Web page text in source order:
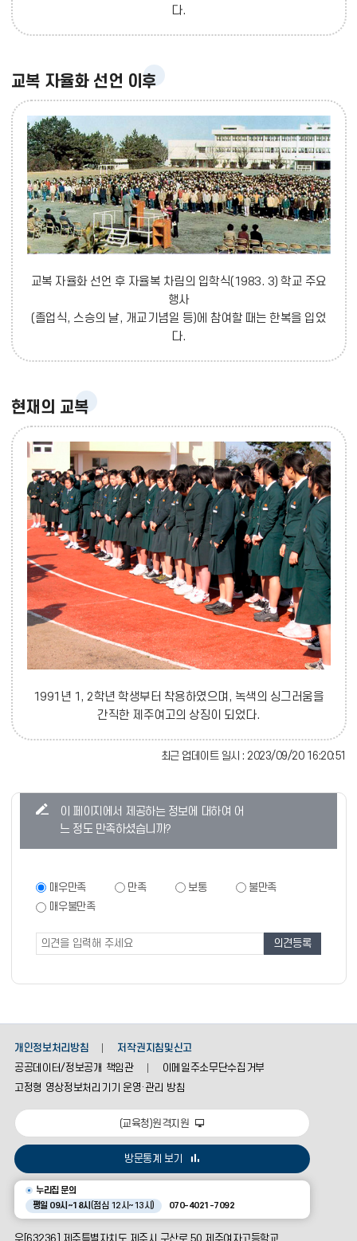
다.
교복 자율화 선언 이후
교복 자율화 선언 후 자율복 차림의 입학식(1983. 3) 학교 주요
행사
(졸업식, 스승의 날, 개교기념일 등)에 참여할 때는 한복을 입었
다.
현재의 교복
1991년 1, 2학년 학생부터 착용하였으며, 녹색의 싱그러움을
간직한 제주여고의 상징이 되었다.
최근 업데이트 일시 : 2023/09/20 16:20:51
이 페이지에서 제공하는 정보에 대하여 어
느 정도 만족하셨습니까?
만
족
조
사
매우만족 만족 보통
불만족
매우불만족
개인정보처리방침
저작권지침및신고
공공데이터/정보공개 책임관
이메일주소무단수집거부
고정형 영상정보처리기기 운영·관리 방침
(교육청)원격지원
방문통계 보기
누리집 문의
평일 09시~18시 (점심 12시~13시) 070-4021-7092
우[63236] 제주특별자치도 제주시 구산로 50 제주여자고등학교